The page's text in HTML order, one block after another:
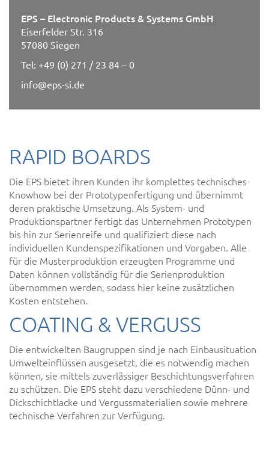
EPS – Electronic Products & Systems GmbH
Eiserfelder Str. 316
57080 Siegen
Tel: +49 (0) 271 / 23 84 – 0
info@eps-si.de
RAPID BOARDS
Die EPS bietet ihren Kunden ihr komplettes technisches
Knowhow bei der Prototypenfertigung und übernimmt
deren praktische Umsetzung. Als System- und
Produktionspartner fertigt das Unternehmen Prototypen
bis hin zur Serienreife und qualifiziert diese nach
individuellen Kundenspezifikationen und Vorgaben. Alle
für die Musterproduktion erzeugten Programme und
Daten können vollständig für die Serienproduktion
übernommen werden, sodass hier keine zusätzlichen
Kosten entstehen.
COATING & VERGUSS
Die entwickelten Baugruppen sind je nach Einbausituation
Umwelteinflüssen ausgesetzt, die es notwendig machen
können, sie mittels zuverlässiger Beschichtungsverfahren
zu schützen. Die EPS steht dazu verschiedene Dünn- und
Dickschichtlacke und Vergussmaterialien sowie mehrere
technische Verfahren zur Verfügung.